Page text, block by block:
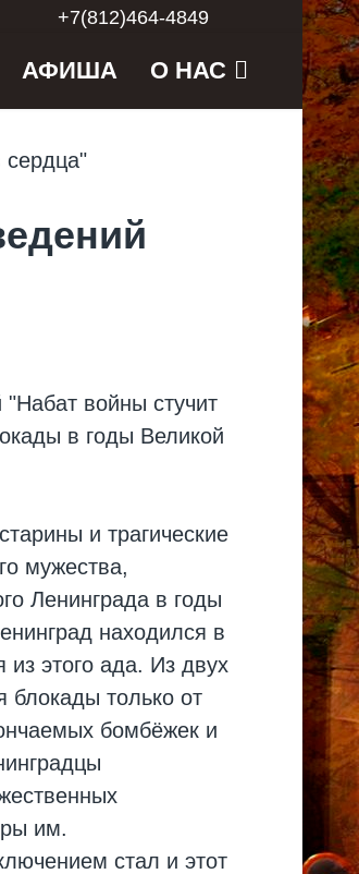
+7(812)464-4849
АФИША О НАС
войны стучит
в годы Великой
и трагические
мужества,
Ленинграда в годы
находился в
этого ада. Из двух
только от
бомбёжек и
им.
стал и этот